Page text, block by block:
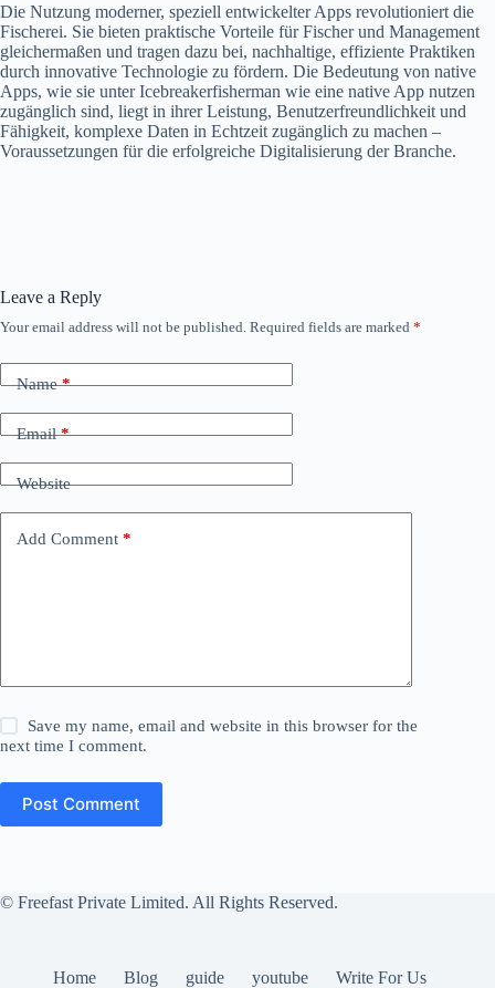
Die Nutzung moderner, speziell entwickelter Apps revolutioniert die
Fischerei. Sie bieten praktische Vorteile für Fischer und Management
gleichermaßen und tragen dazu bei, nachhaltige, effiziente Praktiken
durch innovative Technologie zu fördern. Die Bedeutung von native
Apps, wie sie unter Icebreakerfisherman wie eine native App nutzen
zugänglich sind, liegt in ihrer Leistung, Benutzerfreundlichkeit und
Fähigkeit, komplexe Daten in Echtzeit zugänglich zu machen –
Voraussetzungen für die erfolgreiche Digitalisierung der Branche.
Leave a Reply
Your email address will not be published. Required fields are marked *
Name*
Email*
Website
Add Comment *
Save my name, email and website in this browser for the
next time I comment.
Post Comment
© Freefast Private Limited. All Rights Reserved.
Home Blog guide youtube Write For Us